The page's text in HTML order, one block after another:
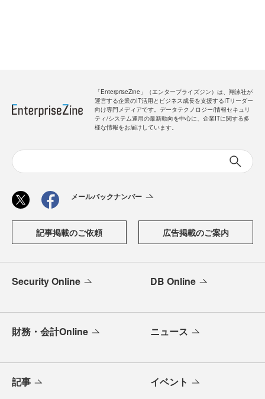
「EnterpriseZine」（エンタープライズジン）は、翔泳社が
運営する企業のIT活用とビジネス成長を支援するITリーダー
向け専門メディアです。データテクノロジー/情報セキュリ
ティ/システム運用の最新動向を中心に、企業ITに関する多
様な情報をお届けしています。
メールバックナンバー
記事掲載のご依頼 広告掲載のご案内
Security Online DB Online
財務・会計Online ニュース
記事 イベント